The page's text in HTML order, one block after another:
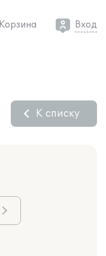
Корзина Вход
К списку